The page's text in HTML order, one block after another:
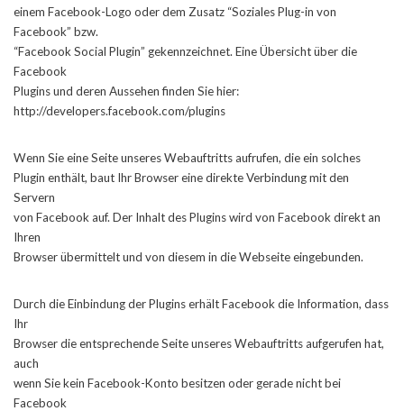
einem Facebook-Logo oder dem Zusatz “Soziales Plug-in von
Facebook” bzw.
“Facebook Social Plugin” gekennzeichnet. Eine Übersicht über die
Facebook
Plugins und deren Aussehen finden Sie hier:
http://developers.facebook.com/plugins
Wenn Sie eine Seite unseres Webauftritts aufrufen, die ein solches
Plugin enthält, baut Ihr Browser eine direkte Verbindung mit den
Servern
von Facebook auf. Der Inhalt des Plugins wird von Facebook direkt an
Ihren
Browser übermittelt und von diesem in die Webseite eingebunden.
Durch die Einbindung der Plugins erhält Facebook die Information, dass
Ihr
Browser die entsprechende Seite unseres Webauftritts aufgerufen hat,
auch
wenn Sie kein Facebook-Konto besitzen oder gerade nicht bei
Facebook